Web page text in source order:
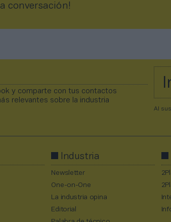
conversación!
y comparte con tus contactos
relevantes sobre la industria
Al
Industria
Newsletter
One-on-One
La industria opina
Editorial